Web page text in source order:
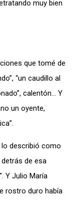
muy bien
que tomé de
“un caudillo al
calentón… Y
un oyente,
lo describió como
de esa
Y Julio María
rostro duro había